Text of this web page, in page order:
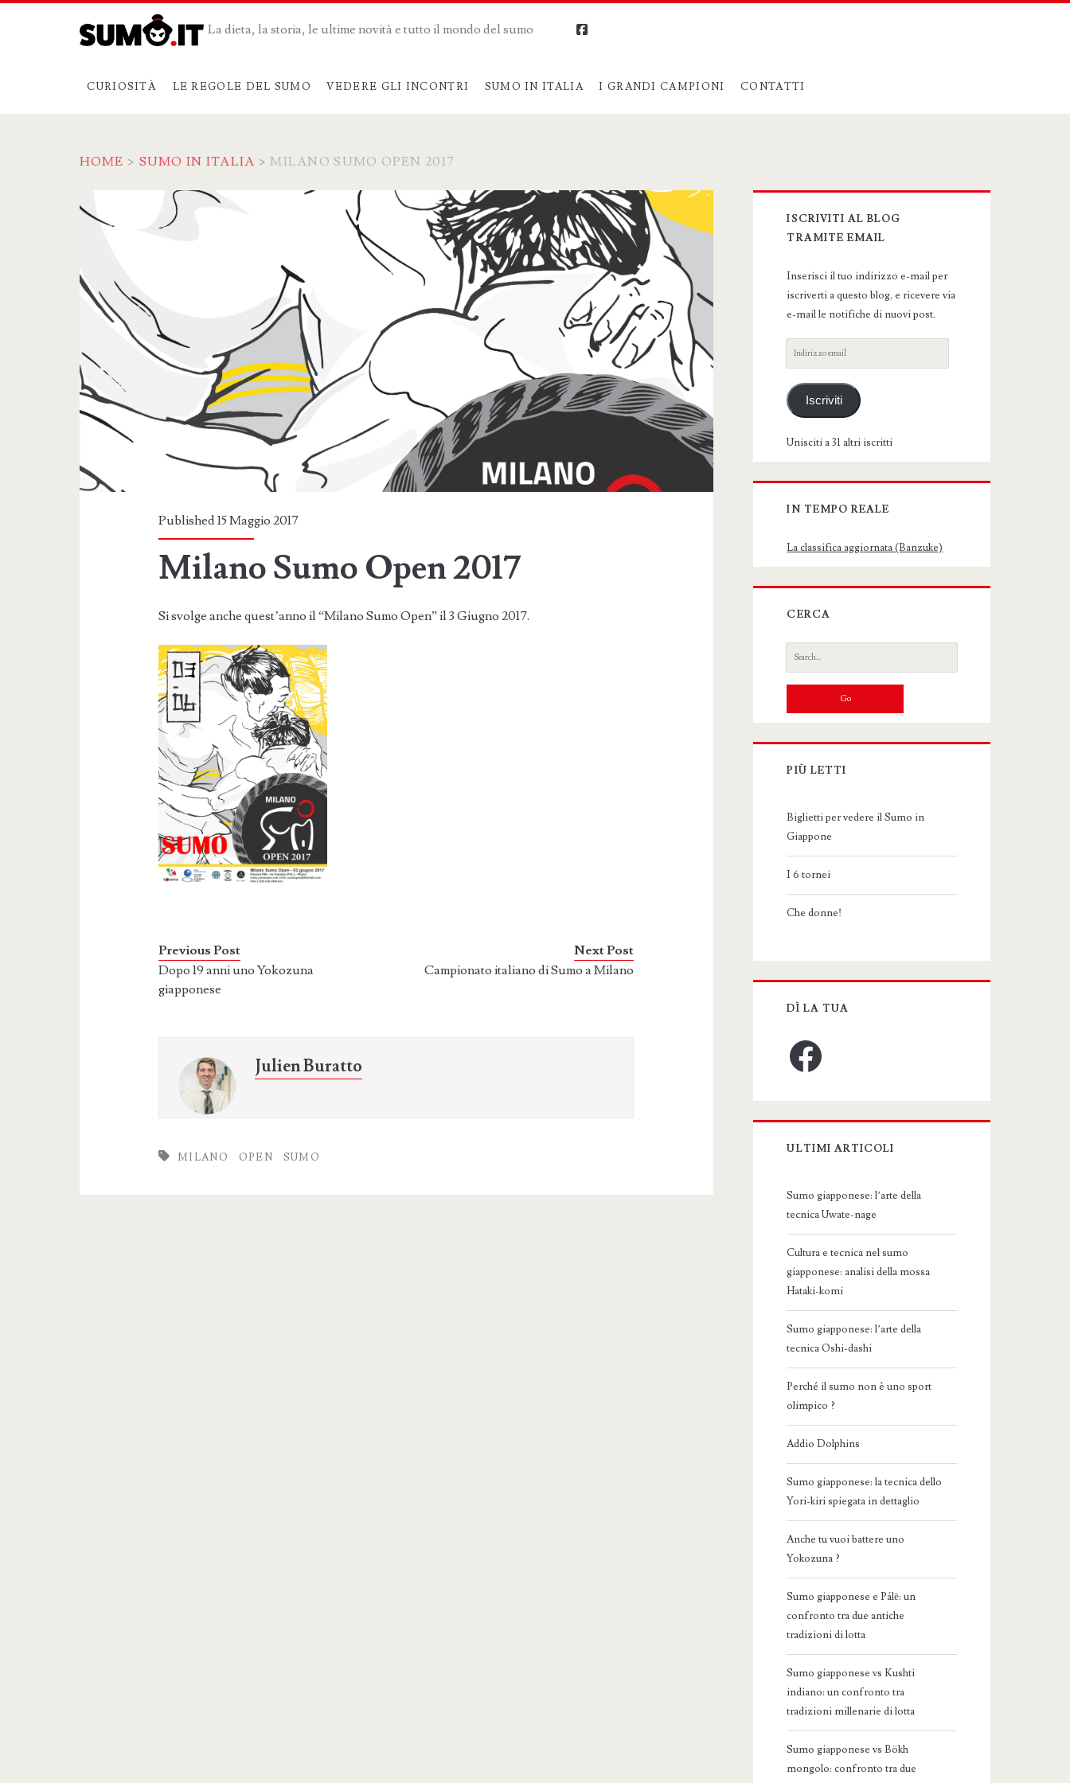
La dieta, la storia, le ultime novità e tutto il mondo del sumo
CURIOSITÀ LE REGOLE DEL SUMO VEDERE GLI INCONTRI SUMO IN ITALIA I GRANDI CAMPIONI CONTATTI
facebook
HOME > SUMO IN ITALIA >MILANO SUMO OPEN 2017
Published 15 Maggio 2017
Milano Sumo Open 2017
Si svolge anche quest’anno il “Milano Sumo Open” il 3 Giugno 2017.
Previous Post
Dopo 19 anni uno Yokozuna
giapponese
Next Post
Campionato italiano di Sumo a Milano
Julien Buratto
MILANO OPEN SUMO
Primary
Sidebar
ISCRIVITI AL BLOG
TRAMITE EMAIL
Inserisci il tuo indirizzo e-mail per
iscriverti a questo blog, e ricevere via
e-mail le notifiche di nuovi post.
Indirizzo
email
Iscriviti
Unisciti a 31 altri iscritti
IN TEMPO REALE
La classifica aggiornata (Banzuke)
CERCA
Search
for:
PIÙ LETTI
Biglietti per vedere il Sumo in
Giappone
I 6 tornei
Che donne!
DÌ LA TUA
Facebook
ULTIMI ARTICOLI
Sumo giapponese: l’arte della
tecnica Uwate-nage
Cultura e tecnica nel sumo
giapponese: analisi della mossa
Hataki-komi
Sumo giapponese: l’arte della
tecnica Oshi-dashi
Perché il sumo non è uno sport
olimpico ?
Addio Dolphins
Sumo giapponese: la tecnica dello
Yori-kiri spiegata in dettaglio
Anche tu vuoi battere uno
Yokozuna ?
Sumo giapponese e Pálē: un
confronto tra due antiche
tradizioni di lotta
Sumo giapponese vs Kushti
indiano: un confronto tra
tradizioni millenarie di lotta
Sumo giapponese vs Bökh
mongolo: confronto tra due